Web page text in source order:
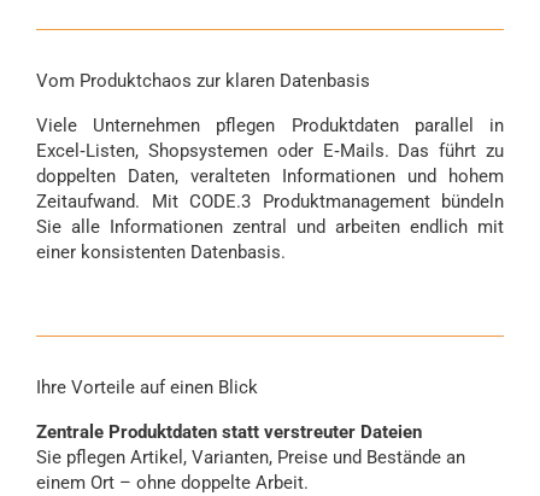
Vom Produktchaos zur klaren Datenbasis
Viele Unternehmen pflegen Produktdaten parallel in
Excel‑Listen, Shopsystemen oder E‑Mails. Das führt zu
doppelten Daten, veralteten Informationen und hohem
Zeitaufwand. Mit CODE.3 Produktmanagement bündeln
Sie alle Informationen zentral und arbeiten endlich mit
einer konsistenten Datenbasis.
Ihre Vorteile auf einen Blick
Zentrale Produktdaten statt verstreuter Dateien
Sie pflegen Artikel, Varianten, Preise und Bestände an
einem Ort – ohne doppelte Arbeit.